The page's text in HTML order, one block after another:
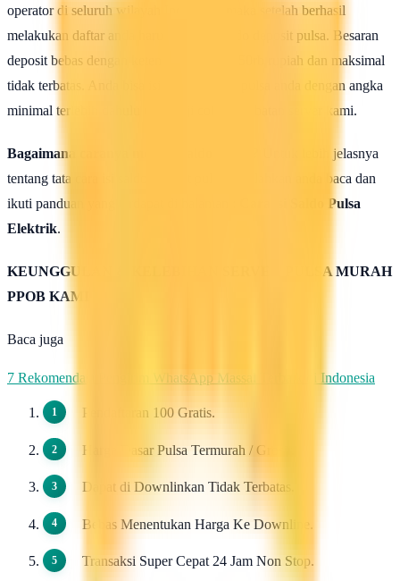
operator di seluruh wilayah Indonesia, maka setelah berhasil
melakukan daftar anda harus mengisi saldo deposit pulsa. Besaran
deposit bebas dengan ketentuan minimal 50rb rupiah dan maksimal
tidak terbatas. Anda bisa isi deposit saldo pulsa anda dengan angka
minimal terlebih dahulu untuk uji coba kehebatan server kami.
Bagaimana caranya mengisi saldo pulsa ?
Untuk lebih jelasnya
tentang tata cara isi saldo deposit pulsa ini silahkan anda baca dan
ikuti panduan yang terdapat di halaman :
Cara isi Saldo Pulsa
Elektrik.
KEUNGGULAN & KELEBIHAN SERVER PULSA MURAH
PPOB KAMI
Baca juga
7 Rekomendasi Pengirim WhatsApp Massal Terbaik di Indonesia
Pendaftaran 100 Gratis.
Harga Dasar Pulsa Termurah / Grosir.
Dapat di Downlinkan Tidak Terbatas.
Bebas Menentukan Harga Ke Downline.
Transaksi Super Cepat 24 Jam Non Stop.